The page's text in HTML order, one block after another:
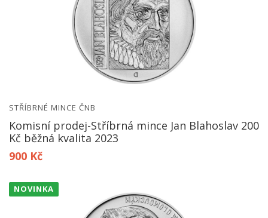
STŘÍBRNÉ MINCE ČNB
Komisní prodej-Stříbrná mince Jan Blahoslav 200
Kč běžná kvalita 2023
900 Kč
NOVINKA